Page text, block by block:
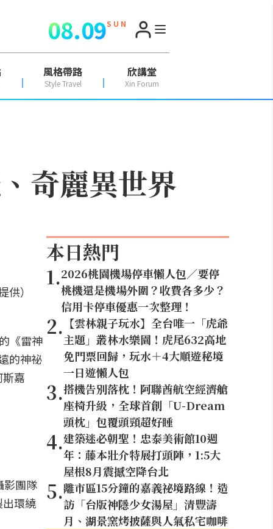
08.09S U N
風格帶路
Style Travel
欣講堂
Xin Forum
奇麗異世界
）
《雷神
的神祕
嘉
影團隊
環繞
本日熱門
1.2026桃園機場停車懶人包／要停
桃機還是機場外圍？收費各多少？
信用卡停車優惠一次整理！
2. 【雲林親子玩水】全台唯一「虎爺
主題」叢林水樂園！虎尾632高地
免門票回歸，玩水＋4大順遊秘境
一日遊懶人包
3.搭機告別落枕！阿聯酋航空經濟艙
座椅升級，全球首創「U-Dream
頭枕」包覆頭頸超好睡
4.建築迷必朝聖！忠泰美術館10週
年：藤本壯介特展打頭陣，1:5大
屋根8月震撼空降台北
5.離市區15分鐘的嘉義祕境路線！造
訪「台版神隱少女湯屋」清豐濤
月、湖景窯烤披薩與人氣私宅咖啡